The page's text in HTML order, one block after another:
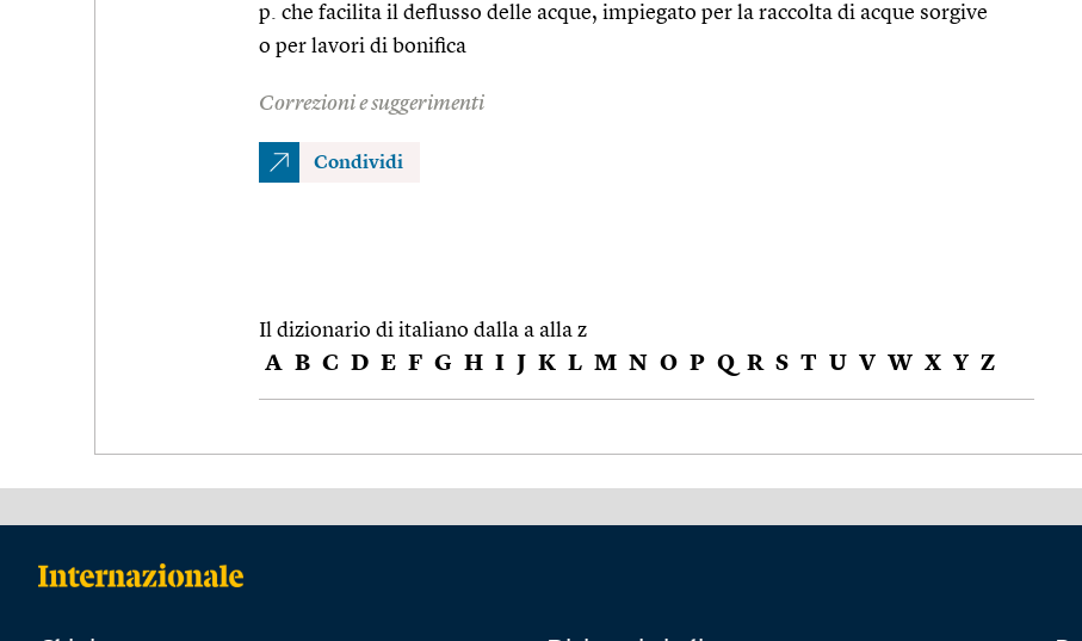
p. che facilita il deflusso delle acque, impiegato per la raccolta di acque sorgive
o per lavori di bonifica
Correzioni e suggerimenti
Condividi
Il dizionario di italiano dalla a alla z
A B C D E F G H I J K L M N O P Q R S T U V W X Y Z